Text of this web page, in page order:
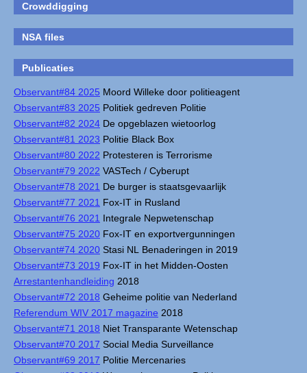
Crowddigging
NSA files
Publicaties
Observant#84 2025 Moord Willeke door politieagent
Observant#83 2025 Politiek gedreven Politie
Observant#82 2024 De opgeblazen wietoorlog
Observant#81 2023 Politie Black Box
Observant#80 2022 Protesteren is Terrorisme
Observant#79 2022 VASTech / Cyberupt
Observant#78 2021 De burger is staatsgevaarlijk
Observant#77 2021 Fox-IT in Rusland
Observant#76 2021 Integrale Nepwetenschap
Observant#75 2020 Fox-IT en exportvergunningen
Observant#74 2020 Stasi NL Benaderingen in 2019
Observant#73 2019 Fox-IT in het Midden-Oosten
Arrestantenhandleiding 2018
Observant#72 2018 Geheime politie van Nederland
Referendum WIV 2017 magazine 2018
Observant#71 2018 Niet Transparante Wetenschap
Observant#70 2017 Social Media Surveillance
Observant#69 2017 Politie Mercenaries